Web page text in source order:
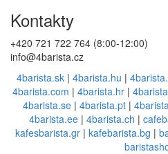
Kontakty
+420 721 722 764 (8:00-12:00)
info@4barista.cz
4barista.sk| 4barista.hu |
4barista.com | 4barista.hr|
4barista.se | 4barista.pt |
4barista.ee| 4barista.ch |
kafesbarista.gr| kafebarista.bg |